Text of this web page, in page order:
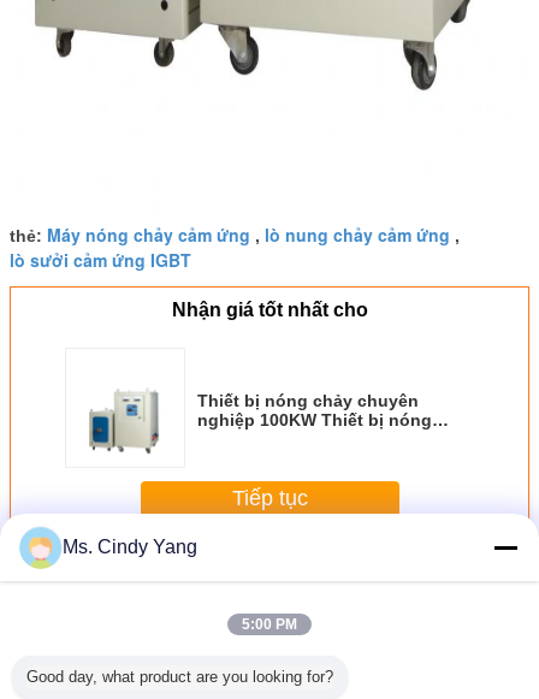
thẻ: Máy nóng chảy cảm ứng , lò nung chảy cảm ứng ,
lò sưởi cảm ứng IGBT
Nhận giá tốt nhất cho
Thiết bị nóng chảy chuyên
nghiệp 100KW Thiết bị nóng
Tiếp tục
HơnThiết bị nóng chảy cảm ứng
Ms. Cindy Yang
5:00 PM
Good day, what product are you looking for?